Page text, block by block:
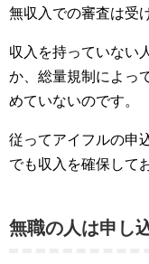
無収入での審査は受
収入を持っていない
か、総量規制によっ
めていないのです。
従ってアイフルの申
でも収入を確保して
無職の人は申し